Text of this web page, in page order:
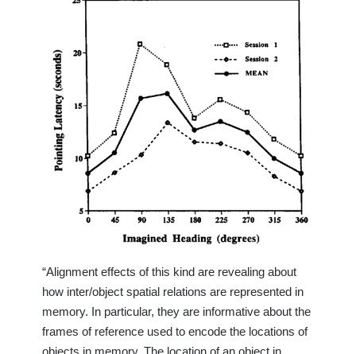
“Alignment effects of this kind are revealing about
how inter/object spatial relations are represented in
memory. In particular, they are informative about the
frames of reference used to encode the locations of
objects in memory. The location of an object in